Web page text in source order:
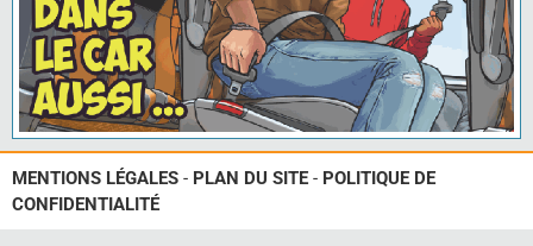
MENTIONS LÉGALES - PLAN DU SITE - POLITIQUE DE
CONFIDENTIALITÉ